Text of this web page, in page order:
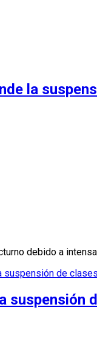
la
debido a
suspensión de
suspensión